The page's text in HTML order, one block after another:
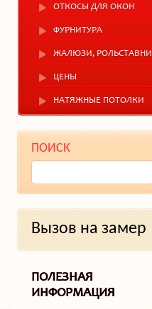
ОТКОСЫ ДЛЯ ОКОН
ФУРНИТУРА
ЖАЛЮЗИ, РОЛЬСТАВНИ
ЦЕНЫ
НАТЯЖНЫЕ ПОТОЛКИ
ПОИСК
Вызов на замер
ПОЛЕЗНАЯ
ИНФОРМАЦИЯ